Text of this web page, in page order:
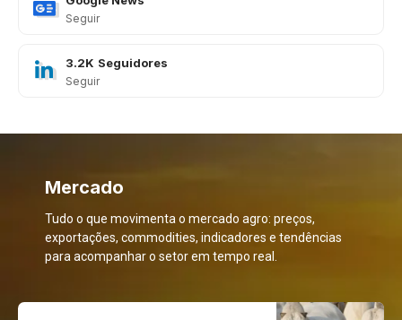
Seguir
3.2K Seguidores
Seguir
Mercado
Tudo o que movimenta o mercado agro: preços,
exportações, commodities, indicadores e tendências
para acompanhar o setor em tempo real.